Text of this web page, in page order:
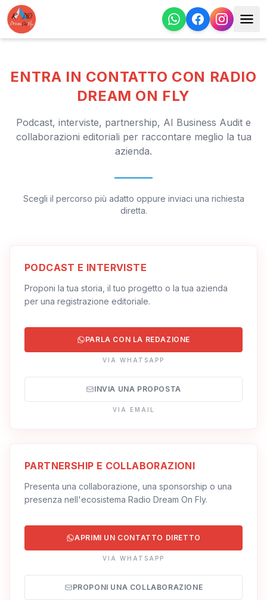
ENTRA IN CONTATTO CON RADIO
DREAM ON FLY
Podcast, interviste, partnership, AI Business Audit e
collaborazioni editoriali per raccontare meglio la tua
azienda.
Scegli il percorso più adatto oppure inviaci una richiesta
diretta.
PODCAST E INTERVISTE
Proponi la tua storia, il tuo progetto o la tua azienda
per una registrazione editoriale.
PARLA CON LA REDAZIONE
VIA WHATSAPP
INVIA UNA PROPOSTA
VIA EMAIL
PARTNERSHIP E COLLABORAZIONI
Presenta una collaborazione, una sponsorship o una
presenza nell'ecosistema Radio Dream On Fly.
APRIMI UN CONTATTO DIRETTO
VIA WHATSAPP
PROPONI UNA COLLABORAZIONE